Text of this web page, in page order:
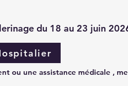
du 18 au 23 juin
ou une assistance médicale ,